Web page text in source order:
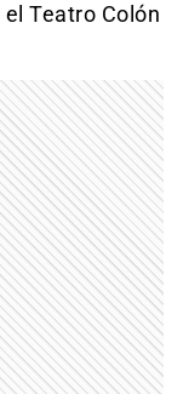
Teatro Colón